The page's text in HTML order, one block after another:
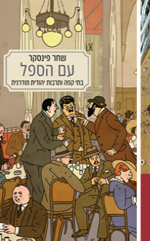
שחר פינסקר
מתן קמינר
הנחת אתר ספר מודפס
$42
$38